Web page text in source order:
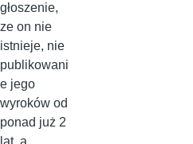
głoszenie,
ze on nie
istnieje, nie
publikowani
e jego
wyroków od
ponad już 2